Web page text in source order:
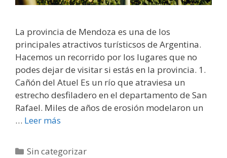
La provincia de Mendoza es una de los
principales atractivos turísticsos de Argentina.
Hacemos un recorrido por los lugares que no
podes dejar de visitar si estás en la provincia. 1.
Cañón del Atuel Es un río que atraviesa un
estrecho desfiladero en el departamento de San
Rafael. Miles de años de erosión modelaron un
… Leer más
Sin categorizar